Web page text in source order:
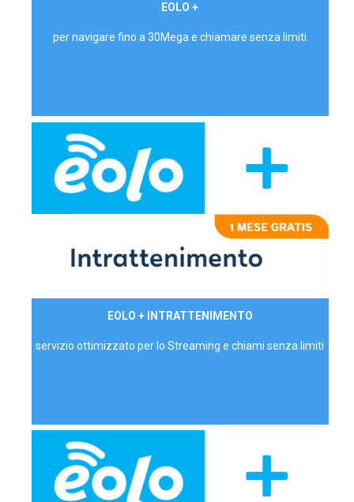
EOLO +
per navigare fino a 30Mega e chiamare senza limiti
EOLO + INTRATTENIMENTO
servizio ottimizzato per lo Streaming e chiami senza limiti